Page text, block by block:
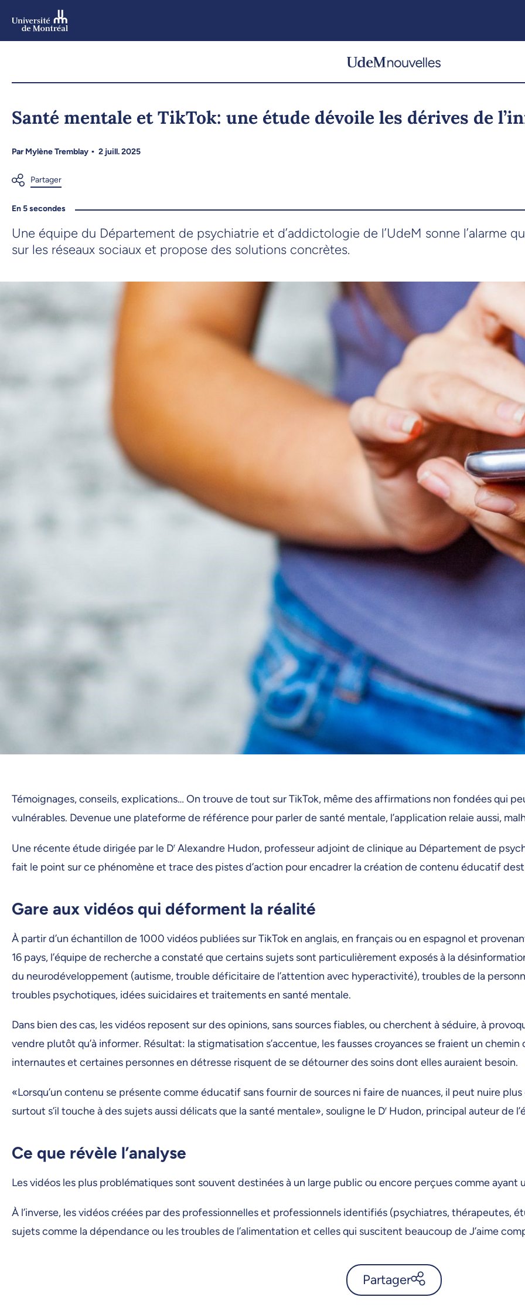
Santé mentale et TikTok: une étude dévoile les dérives de
ParMylène Tremblay 2 juill. 2025
En 5 secondes
Une équipe du Département de psychiatrie et d’addictologie de l’UdeM sonne l’alarme
sur les réseaux sociaux et propose des solutions concrètes.
Témoignages, conseils, explications… On trouve de tout sur TikTok, même des affirmations non fondées qui
vulnérables. Devenue une plateforme de référence pour parler de santé mentale, l’application relaie aussi,
Une récente étude dirigée par le DrAlexandre Hudon, professeur adjoint de clinique au Département de
fait le point sur ce phénomène et trace des pistes d’action pour encadrer la création de contenu éducatif
Gare aux vidéos qui déforment la réalité
À partir d’un échantillon de 1000 vidéos publiées sur TikTok en anglais, en français ou en espagnol et
16 pays, l’équipe de recherche a constaté que certains sujets sont particulièrement exposés à la
du neurodéveloppement (autisme, trouble déficitaire de l’attention avec hyperactivité), troubles de la
troubles psychotiques, idées suicidaires et traitements en santé mentale.
Dans bien des cas, les vidéos reposent sur des opinions, sans sources fiables, ou cherchent à séduire, à
vendre plutôt qu’à informer. Résultat: la stigmatisation s’accentue, les fausses croyances se fraient un chemin
internautes et certaines personnes en détresse risquent de se détourner des soins dont elles auraient besoin.
«Lorsqu’un contenu se présente comme éducatif sans fournir de sources ni faire de nuances, il peut nuire plus
surtout s’il touche à des sujets aussi délicats que la santé mentale», souligne le DrHudon, principal auteur de
Ce que révèle l’analyse
Les vidéos les plus problématiques sont souvent destinées à un large public ou encore perçues comme
À l’inverse, les vidéos créées par des professionnelles et professionnels identifiés (psychiatres, thérapeutes,
sujets comme la dépendance ou les troubles de l’alimentation et celles qui suscitent beaucoup de J’aime
Partager